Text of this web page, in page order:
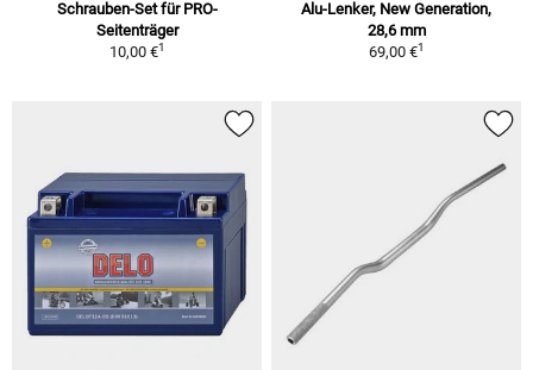
Schrauben-Set für PRO-
Seitenträger
10,00 €1
Alu-Lenker, New Generation,
28,6 mm
69,00 €1